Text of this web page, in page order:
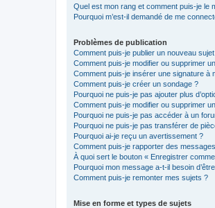
Quel est mon rang et comment puis-je le
Pourquoi m’est-il demandé de me
Problèmes de publication
Comment puis-je publier un nouveau
Comment puis-je modifier ou supprimer
Comment puis-je insérer une signature à
Comment puis-je créer un sondage ?
Pourquoi ne puis-je pas ajouter plus
Comment puis-je modifier ou supprimer
Pourquoi ne puis-je pas accéder à un
Pourquoi ne puis-je pas transférer de
Pourquoi ai-je reçu un avertissement ?
Comment puis-je rapporter des
À quoi sert le bouton « Enregistrer
Pourquoi mon message a-t-il besoin
Comment puis-je remonter mes sujets ?
Mise en forme et types de sujets